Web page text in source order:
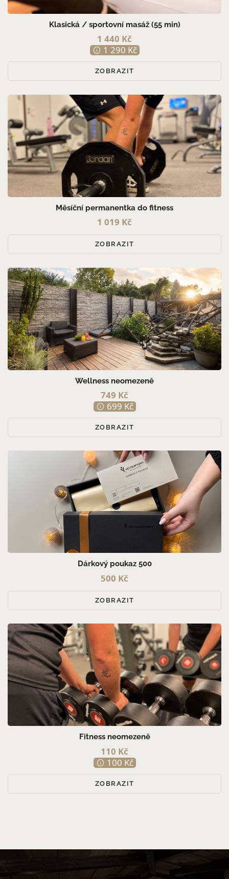
Klasická / sportovní masáž (55 min)
1 440 Kč
1 290 Kč
ZOBRAZIT
Měsíční permanentka do fitness
1 019 Kč
ZOBRAZIT
Wellness neomezeně
749 Kč
699 Kč
ZOBRAZIT
Dárkový poukaz 500
500 Kč
ZOBRAZIT
Fitness neomezeně
110 Kč
100 Kč
ZOBRAZIT